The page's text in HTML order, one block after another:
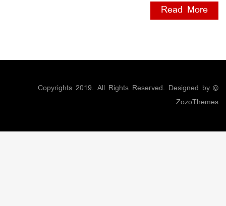
Read More
© Copyrights 2019. All Rights Reserved. Designed by
ZozoThemes